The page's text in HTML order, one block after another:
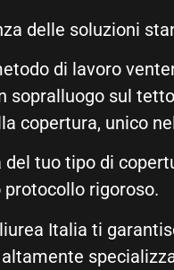
delle soluzioni
di lavoro
sopralluogo sul
copertura, unico
del tuo tipo di
protocollo rigoroso.
Italia ti